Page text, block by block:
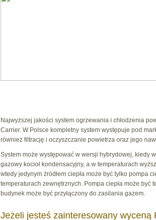
Najwyższej jakości system ogrzewania i chłodzenia
Carrier. W Polsce kompletny system występuje pod
również filtrację i oczyszczanie powietrza oraz jego
System może występować w wersji hybrydowej, kiedy
gazowy kocioł kondensacyjny, a w temperaturach
wtedy jedynym źródłem ciepła może być tylko pompa
temperaturach zewnętrznych. Pompa ciepła może być
budynek może być przyłączony do zasilania gazem.
Jeżeli jesteś zainteresowany